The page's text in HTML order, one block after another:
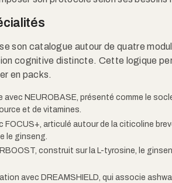
son catalogue autour de quatre
cognitive distincte. Cette logique
en packs.
avec NEUROBASE, présenté comme le
et de vitamines.
FOCUS+, articulé autour de la citicoline
le ginseng.
construit sur la L-tyrosine, le
avec DREAMSHIELD, qui associe